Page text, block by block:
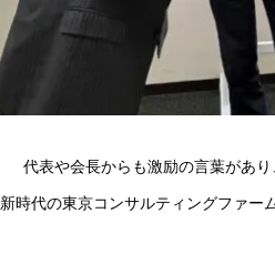
代表や会長からも激励の言葉があ
新時代の東京コンサルティングファー